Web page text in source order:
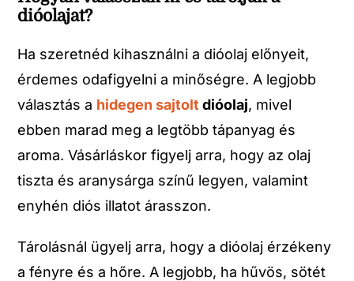
dióolajat?
Ha szeretnéd kihasználni a dióolaj előnyeit,
érdemes odafigyelni a minőségre. A legjobb
választás a hidegen sajtolt dióolaj, mivel
ebben marad meg a legtöbb tápanyag és
aroma. Vásárláskor figyelj arra, hogy az olaj
tiszta és aranysárga színű legyen, valamint
enyhén diós illatot árasszon.
Tárolásnál ügyelj arra, hogy a dióolaj érzékeny
a fényre és a hőre. A legjobb, ha hűvös, sötét